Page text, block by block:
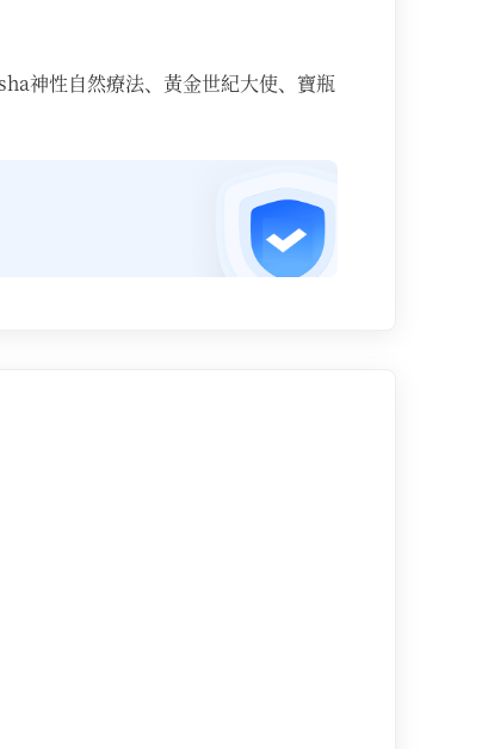
神性自然療法、黃金世紀大使、寶瓶